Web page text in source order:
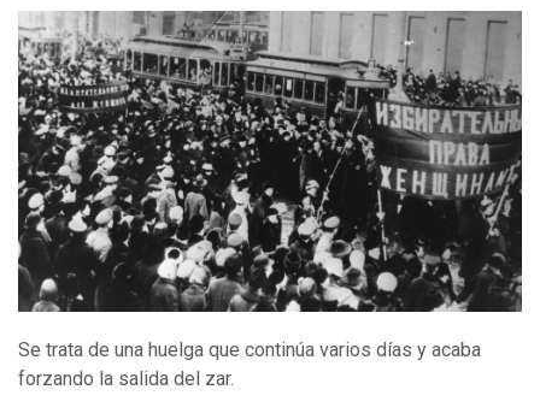
Se trata de una huelga que continúa varios días y acaba
forzando la salida del zar.